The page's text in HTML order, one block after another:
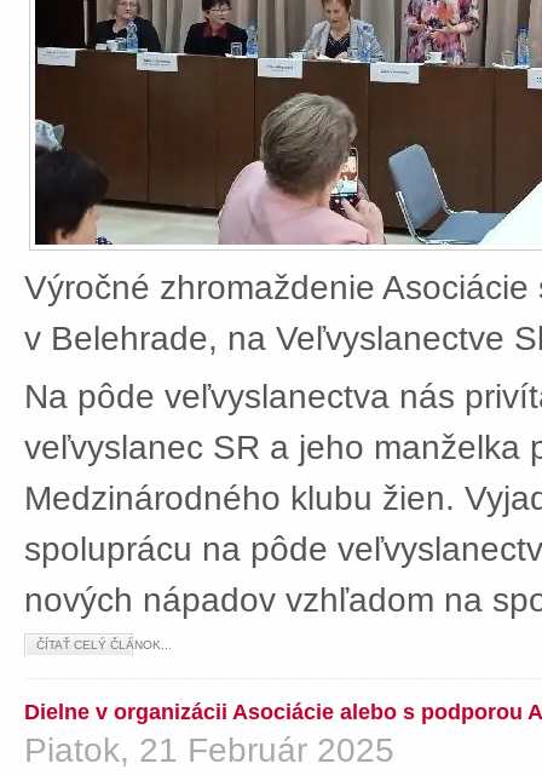
Výročné zhromaždenie
v Belehrade, na Veľvyslanectve
Na pôde veľvyslanectva nás
veľvyslanec SR a jeho manželka
Medzinárodného klubu žien.
spoluprácu na pôde
nových nápadov vzhľadom na
ČÍTAŤ CELÝ ČLÁNOK...
Dielne v organizácii Asociácie alebo s podporou
Piatok, 21 Február 2025